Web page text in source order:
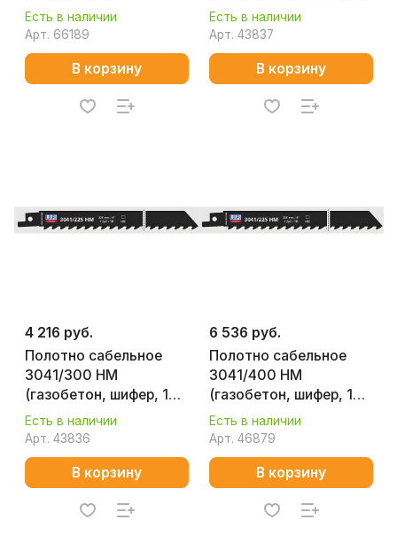
Есть в наличии
Арт. 66189
В корзину
шт.) WILPU
1652300001
Есть в наличии
Арт. 43837
В корзину
4 216 руб.
Полотно сабельное
3041/300 HM
(газобетон, шифер, 1
шт.) WILPU
1623000001
Есть в наличии
Арт. 43836
В корзину
6 536 руб.
Полотно сабельное
3041/400 HM
(газобетон, шифер, 1
шт.) WILPU
1624000001
Есть в наличии
Арт. 46879
В корзину